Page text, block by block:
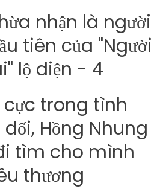
cực trong tình
Hồng Nhung
tìm cho mình
thương